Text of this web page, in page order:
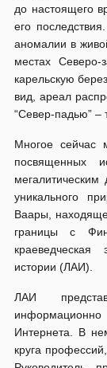
до настоящего
его
аномалии в
местах
карельскую
вид, ареал
“Север-падью” –
Многое сейчас
посвященных
мегалитическим
уникального
Ваары,
границы с
краеведческая
истории (ЛАИ).
ЛАИ
Интернета. В
круга